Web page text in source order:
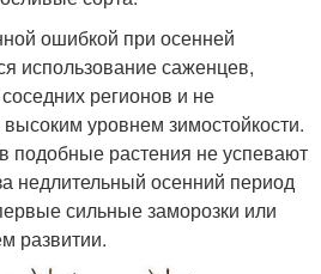
ошибкой при осенней
использование саженцев,
регионов и не
уровнем зимостойкости.
подобные растения не успевают
недлительный осенний период
сильные заморозки или
развитии.